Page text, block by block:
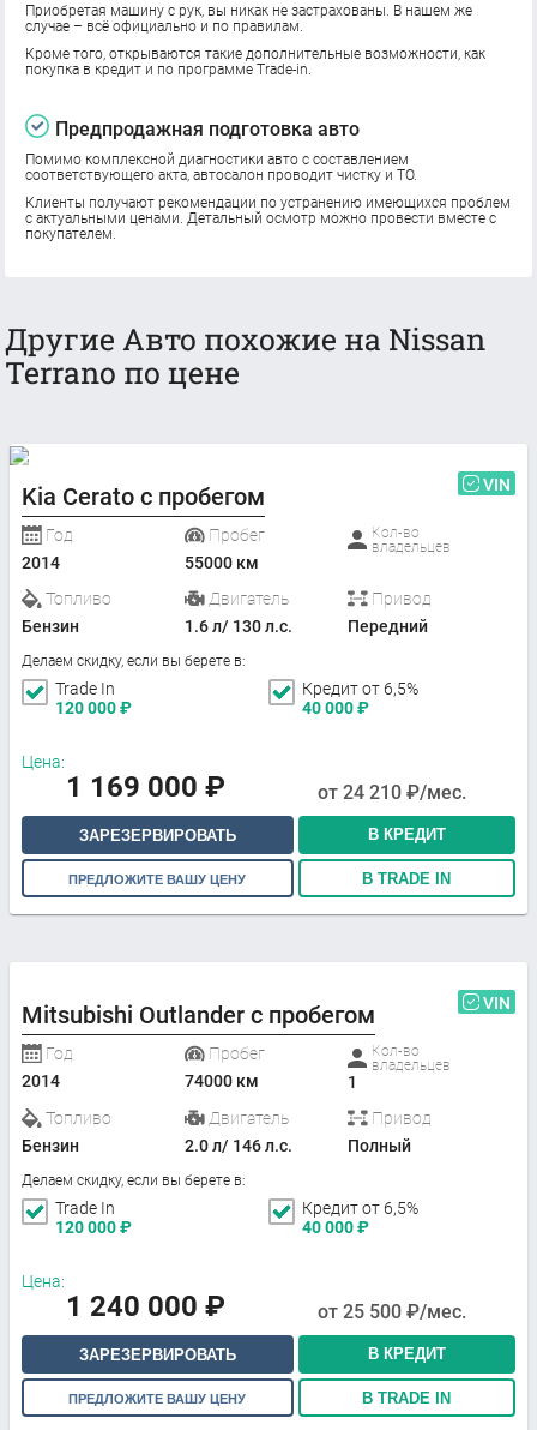
Приобретая машину с рук, вы никак не застрахованы. В нашем же
случае – всё официально и по правилам.
Кроме того, открываются такие дополнительные возможности, как
покупка в кредит и по программе Trade-in.
Предпродажная подготовка авто
Помимо комплексной диагностики авто с составлением
соответствующего акта, автосалон проводит чистку и ТО.
Клиенты получают рекомендации по устранению имеющихся проблем
с актуальными ценами. Детальный осмотр можно провести вместе с
покупателем.
Другие Авто похожие на Nissan
Terrano по цене
Kia Cerato с пробегом VIN
Год
2014
Пробег
55000 км
Кол-во
владельцев
Топливо
Бензин
Двигатель
1.6 л/ 130 л.с.
Привод
Передний
Делаем скидку, если вы берете в:
Trade In
120 000₽
Кредит от 6,5%
40 000₽
Цена:
1 169 000 ₽ от 24 210 ₽/мес.
ЗАРЕЗЕРВИРОВАТЬ В КРЕДИТ
ПРЕДЛОЖИТЕ ВАШУ ЦЕНУ В TRADE IN
Mitsubishi Outlander с пробегом VIN
Год
2014
Пробег
74000 км
Кол-во
владельцев
1
Топливо
Бензин
Двигатель
2.0 л/ 146 л.с.
Привод
Полный
Делаем скидку, если вы берете в:
Trade In
120 000₽
Кредит от 6,5%
40 000₽
Цена:
1 240 000 ₽ от 25 500 ₽/мес.
ЗАРЕЗЕРВИРОВАТЬ В КРЕДИТ
ПРЕДЛОЖИТЕ ВАШУ ЦЕНУ В TRADE IN